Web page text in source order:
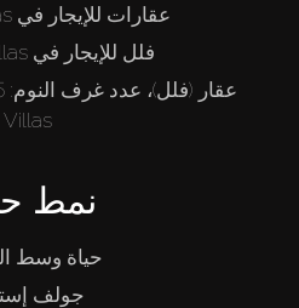
عقارات للإيجار في Al Anbar Villas
فلل للإيجار في Al Anbar Villas
Villas
نمط
حياة وسط
جولف